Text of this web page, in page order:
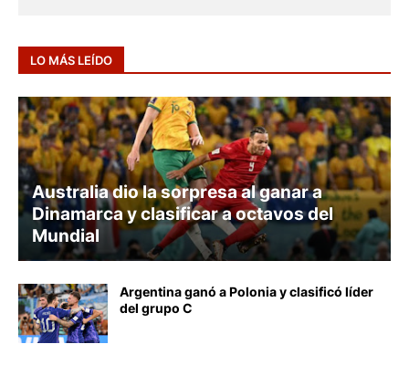
LO MÁS LEÍDO
AUSTRALIA
Australia dio la sorpresa al ganar a
Dinamarca y clasificar a octavos del
Mundial
Argentina ganó a Polonia y clasificó líder
del grupo C